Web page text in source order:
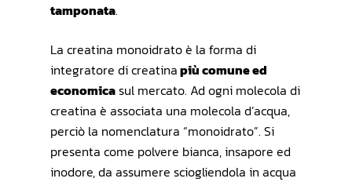
tamponata.
La creatina monoidrato è la forma di
integratore di creatinapiù comune ed
economicasul mercato. Ad ogni molecola di
creatina è associata una molecola d’acqua,
perciò la nomenclatura “monoidrato”. Si
presenta come polvere bianca, insapore ed
inodore, da assumere sciogliendola in acqua